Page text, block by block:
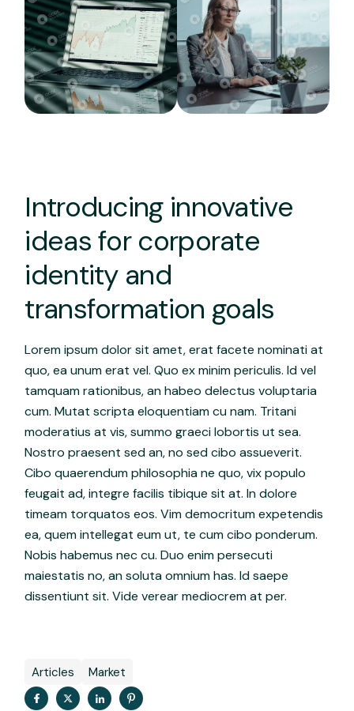
Introducing innovative
ideas for corporate
identity and
transformation goals
Lorem ipsum dolor sit amet, erat facete nominati at
quo, ea unum erat vel. Quo ex minim periculis. Id vel
tamquam rationibus, an habeo delectus voluptaria
cum. Mutat scripta eloquentiam cu nam. Tritani
moderatius at vis, summo graeci lobortis ut sea.
Nostro praesent sed an, no sed cibo assueverit.
Cibo quaerendum philosophia ne quo, vix populo
feugait ad, integre facilis tibique sit at. In dolore
timeam torquatos eos. Vim democritum expetendis
ea, quem intellegat eum ut, te cum cibo ponderum.
Nobis habemus nec cu. Duo enim persecuti
maiestatis no, an soluta omnium has. Id saepe
dissentiunt sit. Vide verear mediocrem at per.
Articles Market